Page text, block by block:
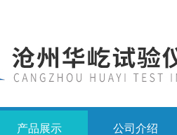
产品展示 公司介绍